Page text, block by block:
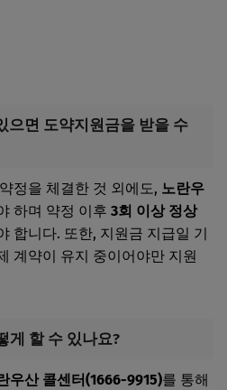
으면 도약지원금을 받을 수
정을 체결한 것 외에도, 노란우
하며 약정 이후 3회 이상 정상
합니다. 또한, 지원금 지급일 기
계약이 유지 중이어야만 지원
게 할 수 있나요?
우산 콜센터(1666-9915)를 통해